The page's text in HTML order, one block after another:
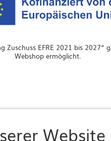
Zuschuss EFRE 2021 bis
Webshop ermöglicht.
Website